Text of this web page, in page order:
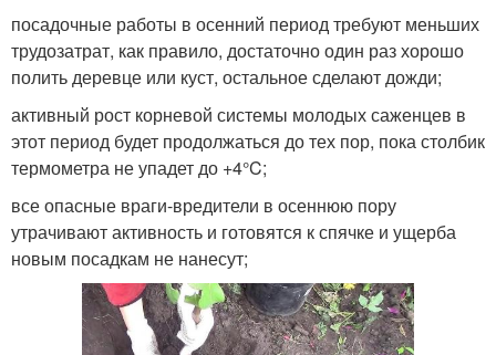
посадочные работы в осенний период требуют меньших
трудозатрат, как правило, достаточно один раз хорошо
полить деревце или куст, остальное сделают дожди;
активный рост корневой системы молодых саженцев в
этот период будет продолжаться до тех пор, пока столбик
термометра не упадет до +4°C;
все опасные враги-вредители в осеннюю пору
утрачивают активность и готовятся к спячке и ущерба
новым посадкам не нанесут;